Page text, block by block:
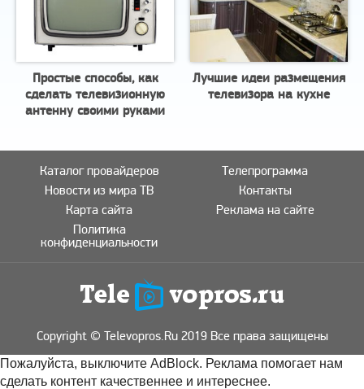
Простые способы, как
сделать телевизионную
антенну своими руками
Лучшие идеи размещения
телевизора на кухне
Каталог провайдеров
Телепрограмма
Новости из мира ТВ
Контакты
Карта сайта
Реклама на сайте
Политика
конфиденциальности
Copyright © Televopros.Ru 2019 Все права защищены
Пожалуйста, выключите AdBlock. Реклама помогает нам
сделать контент качественнее и интереснее.